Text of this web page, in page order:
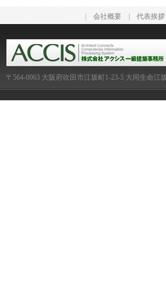
会社概要 代表挨拶
〒564-0063 大阪府吹田市江坂町1-23-5 大同生命江